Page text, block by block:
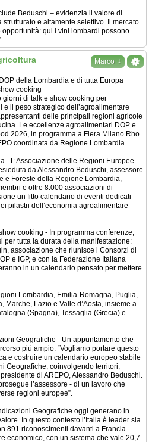
Beduschi – evidenzia il valore di
e altamente selettivo. Il mercato
qui i vini lombardi possono
Marco ↓
della Lombardia e di tutta Europa
cooking
giorni di talk e show cooking per
il peso strategico dell’agroalimentare
delle principali regioni agricole
Le eccellenze agroalimentari DOP e
2026, in programma a Fiera Milano Rho
coordinata da Regione Lombardia.
- L’Associazione delle Regioni Europee
da Alessandro Beduschi, assessore
e Foreste della Regione Lombardia,
e oltre 8.000 associazioni di
un fitto calendario di eventi dedicati
pilastri dell’economia agroalimentare
cooking - In programma conferenze,
per tutta la durata della manifestazione:
associazione che riunisce i Consorzi di
e IGP, e con la Federazione Italiana
in un calendario pensato per mettere
Lombardia, Emilia-Romagna, Puglia,
Marche, Lazio e Valle d’Aosta, insieme a
(Spagna), Tessaglia (Grecia) e
Geografiche - Un appuntamento che
più ampio. “Vogliamo portare questo
e costruire un calendario europeo stabile
Geografiche, coinvolgendo territori,
di AREPO, Alessandro Beduschi.
l’assessore - di un lavoro che
regioni europee”.
Geografiche oggi generano in
In questo contesto l’Italia è leader sia
891 riconoscimenti davanti a Francia
economico, con un sistema che vale 20,7